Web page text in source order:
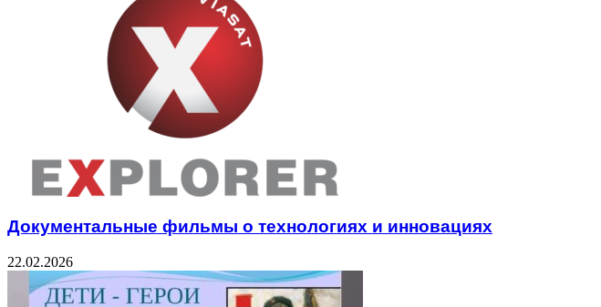
Документальные фильмы о технологиях и инновациях
22.02.2026